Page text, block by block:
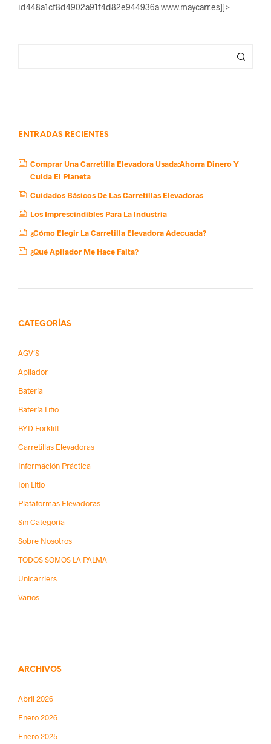
id448a1cf8d4902a91f4d82e944936a www.maycarr.es]]>
ENTRADAS RECIENTES
Comprar Una Carretilla Elevadora Usada:Ahorra Dinero Y
Cuida El Planeta
Cuidados Básicos De Las Carretillas Elevadoras
Los Imprescindibles Para La Industria
¿Cómo Elegir La Carretilla Elevadora Adecuada?
¿Qué Apilador Me Hace Falta?
CATEGORÍAS
AGV´s
Apilador
Batería
Batería Litio
BYD Forklift
Carretillas Elevadoras
Információn Práctica
Ion Litio
Plataformas Elevadoras
Sin Categoría
Sobre Nosotros
TODOS SOMOS LA PALMA
Unicarriers
Varios
ARCHIVOS
Abril 2026
Enero 2026
Enero 2025